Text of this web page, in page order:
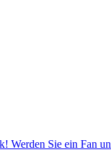
Werden Sie ein Fan